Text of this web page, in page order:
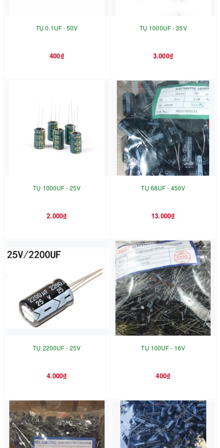
TỤ 0.1UF - 50V
400₫
TỤ 1000UF - 35V
3.000₫
TỤ 1000UF - 25V
2.000₫
TỤ 68UF - 450V
13.000₫
TỤ 2200UF - 25V
4.000₫
TỤ 100UF - 16V
400₫